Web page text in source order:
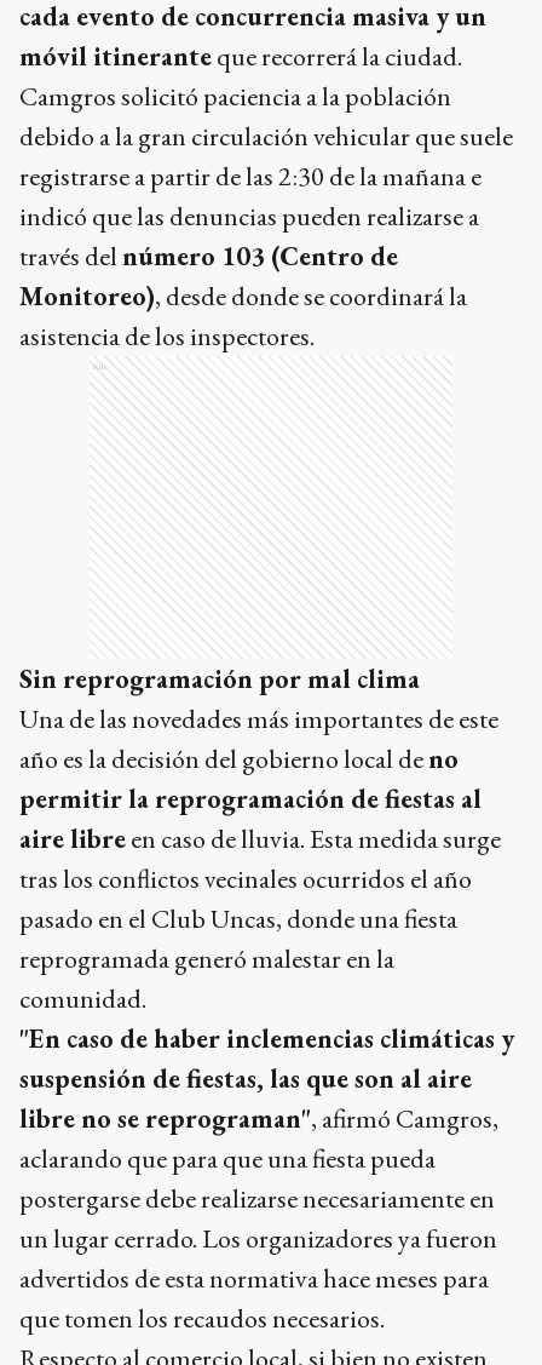
cada evento de concurrencia masiva y un
móvil itineranteque recorrerá la ciudad.
Camgros solicitó paciencia a la población
debido a la gran circulación vehicular que suele
registrarse a partir de las 2:30 de la mañana e
indicó que las denuncias pueden realizarse a
través delnúmero 103 (Centro de
Monitoreo), desde donde se coordinará la
asistencia de los inspectores.
Ads
Sin reprogramación por mal clima
Una de las novedades más importantes de este
año es la decisión del gobierno local deno
permitir la reprogramación de fiestas al
aire libreen caso de lluvia. Esta medida surge
tras los conflictos vecinales ocurridos el año
pasado en el Club Uncas, donde una fiesta
reprogramada generó malestar en la
comunidad.
"En caso de haber inclemencias climáticas y
suspensión de fiestas, las que son al aire
libre no se reprograman", afirmó Camgros,
aclarando que para que una fiesta pueda
postergarse debe realizarse necesariamente en
un lugar cerrado. Los organizadores ya fueron
advertidos de esta normativa hace meses para
que tomen los recaudos necesarios.